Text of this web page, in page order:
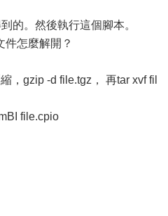
的。然後執行這個腳本。
件怎麼解開？
，gzip -d file.tgz， 再tar xvf fil
file.cpio